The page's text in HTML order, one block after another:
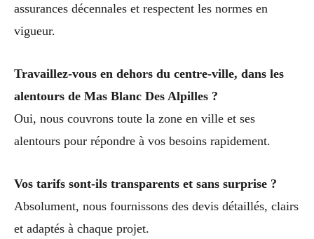
assurances décennales et respectent les normes en
vigueur.
Travaillez-vous en dehors du centre-ville, dans les
alentours de Mas Blanc Des Alpilles ?
Oui, nous couvrons toute la zone en ville et ses
alentours pour répondre à vos besoins rapidement.
Vos tarifs sont-ils transparents et sans surprise ?
Absolument, nous fournissons des devis détaillés, clairs
et adaptés à chaque projet.